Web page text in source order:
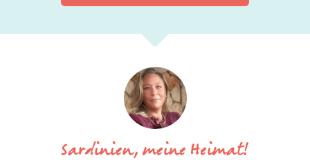
Sardinien, meine Heimat!